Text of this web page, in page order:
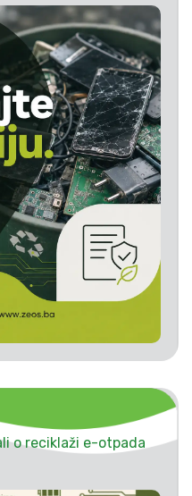
o reciklaži e-otpada